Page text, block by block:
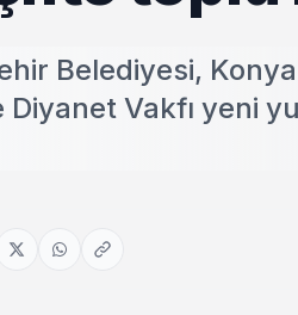
Belediyesi,
Vakfı yeni